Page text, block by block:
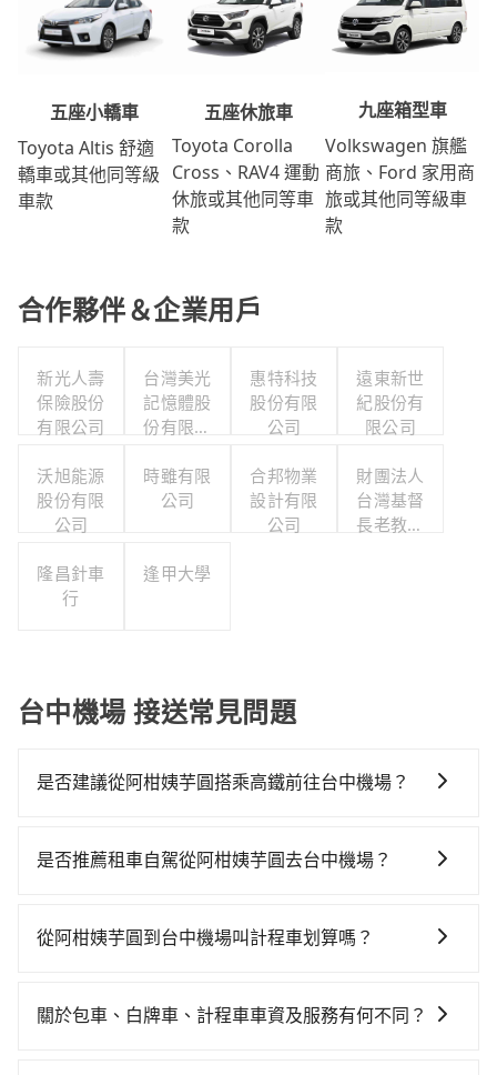
五座小轎車
Toyota Altis 舒適
轎車或其他同等級
車款
五座休旅車
Toyota Corolla
Cross、RAV4 運動
休旅或其他同等車
款
九座箱型車
Volkswagen 旗艦
商旅、Ford 家用商
旅或其他同等級車
款
合作夥伴＆企業用戶
新光人壽
保險股份
有限公司
台灣美光
記憶體股
份有限公
惠特科技
股份有限
公司
遠東新世
紀股份有
限公司
沃旭能源
股份有限
公司
時雖有限
公司
合邦物業
設計有限
公司
財團法人
台灣基督
長老教會
隆昌針車
行
逢甲大學
台中機場 接送常見問題
是否建議從阿柑姨芋圓搭乘高鐵前往台中機場？
時，且難叫計程車前往高鐵站！從最早06:26一直到
站，叫一輛計程車花費約1,600元、車程約57分鐘。抵達
站前往台中高鐵站，每人票價700元，再用10分鐘出
是否推薦租車自駕從阿柑姨芋圓去台中機場？
路邊多天不用車，停車費與租車費用都是不小開支。
從阿柑姨芋圓到台中機場叫計程車划算嗎？
灣大車隊、Uber、Line Taxi、Yoxi等。依照里程跳錶計
關於包車、白牌車、計程車車資及服務有何不同？